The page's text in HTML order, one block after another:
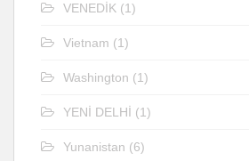
VENEDİK (1)
Vietnam (1)
Washington (1)
YENİ DELHİ (1)
Yunanistan (6)